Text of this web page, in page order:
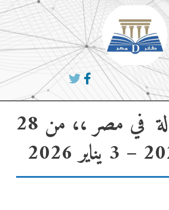
مرصد العدالة في مصر ،، من 28